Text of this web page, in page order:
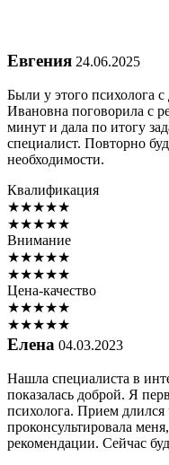
Евгения 24.06.2025
Были у этого психолога
Ивановна поговорила с
минут и дала по итогу
специалист. Повторно
необходимости.
Квалификация
★★★★★
★★★★★
Внимание
★★★★★
★★★★★
Цена-качество
★★★★★
★★★★★
Елена 04.03.2023
Нашла специалиста в
показалась доброй. Я
психолога. Прием
проконсультировала
рекомендации. Сейчас